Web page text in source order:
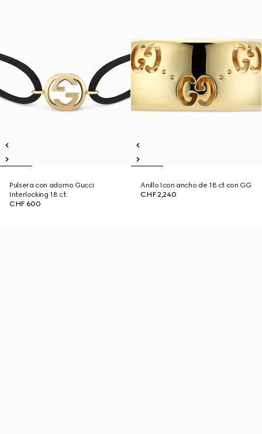
Pulsera con adorno Gucci
Interlocking 18 ct
CHF 600
Anillo Icon ancho de 18 ct con GG
CHF 2,240